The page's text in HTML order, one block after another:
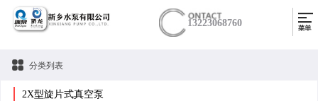
13223068760
分类列表
2X型旋片式真空泵